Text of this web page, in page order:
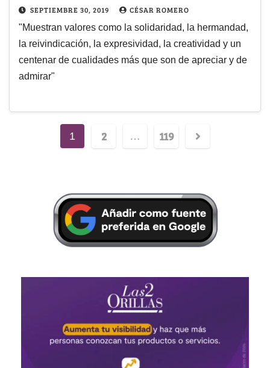
SEPTIEMBRE 30, 2019 CÉSAR ROMERO
"Muestran valores como la solidaridad, la hermandad,
la reivindicación, la expresividad, la creatividad y un
centenar de cualidades más que son de apreciar y de
admirar"
1 2 … 119